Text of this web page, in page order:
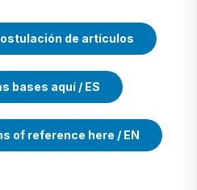
de artículos
bases aquí / ES
of reference here / EN